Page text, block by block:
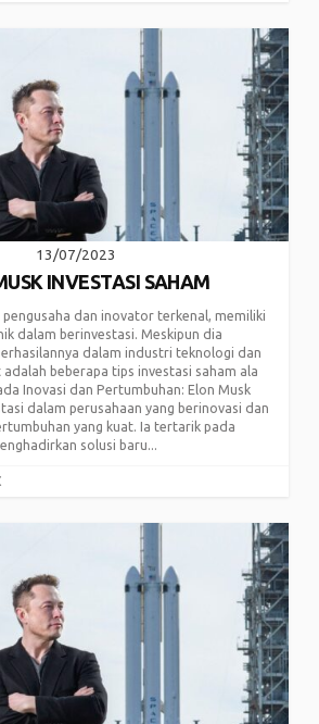
13/07/2023
INVESTASI SAHAM
pengusaha dan inovator terkenal, memiliki
dalam berinvestasi. Meskipun dia
dalam industri teknologi dan
beberapa tips investasi saham ala
Inovasi dan Pertumbuhan: Elon Musk
dalam perusahaan yang berinovasi dan
yang kuat. Ia tertarik pada
solusi baru...